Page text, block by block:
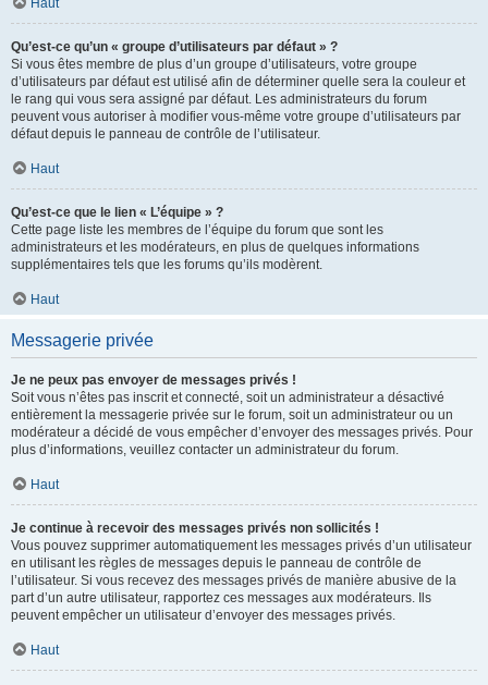
Haut
Qu’est-ce qu’un « groupe d’utilisateurs par défaut » ?
Si vous êtes membre de plus d’un groupe d’utilisateurs, votre groupe
d’utilisateurs par défaut est utilisé afin de déterminer quelle sera la couleur et
le rang qui vous sera assigné par défaut. Les administrateurs du forum
peuvent vous autoriser à modifier vous-même votre groupe d’utilisateurs par
défaut depuis le panneau de contrôle de l’utilisateur.
Haut
Qu’est-ce que le lien « L’équipe » ?
Cette page liste les membres de l’équipe du forum que sont les
administrateurs et les modérateurs, en plus de quelques informations
supplémentaires tels que les forums qu’ils modèrent.
Haut
Messagerie privée
Je ne peux pas envoyer de messages privés !
Soit vous n’êtes pas inscrit et connecté, soit un administrateur a désactivé
entièrement la messagerie privée sur le forum, soit un administrateur ou un
modérateur a décidé de vous empêcher d’envoyer des messages privés. Pour
plus d’informations, veuillez contacter un administrateur du forum.
Haut
Je continue à recevoir des messages privés non sollicités !
Vous pouvez supprimer automatiquement les messages privés d’un utilisateur
en utilisant les règles de messages depuis le panneau de contrôle de
l’utilisateur. Si vous recevez des messages privés de manière abusive de la
part d’un autre utilisateur, rapportez ces messages aux modérateurs. Ils
peuvent empêcher un utilisateur d’envoyer des messages privés.
Haut